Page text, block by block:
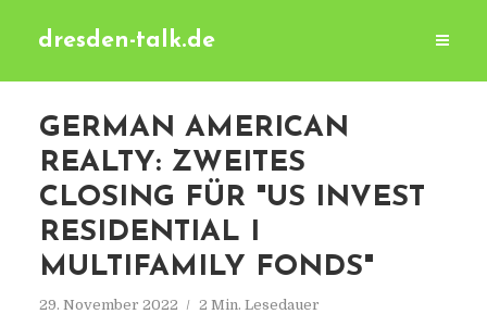
dresden-talk.de
GERMAN AMERICAN
REALTY: ZWEITES
CLOSING FÜR "US INVEST
RESIDENTIAL I
MULTIFAMILY FONDS"
29. November 2022 2 Min. Lesedauer